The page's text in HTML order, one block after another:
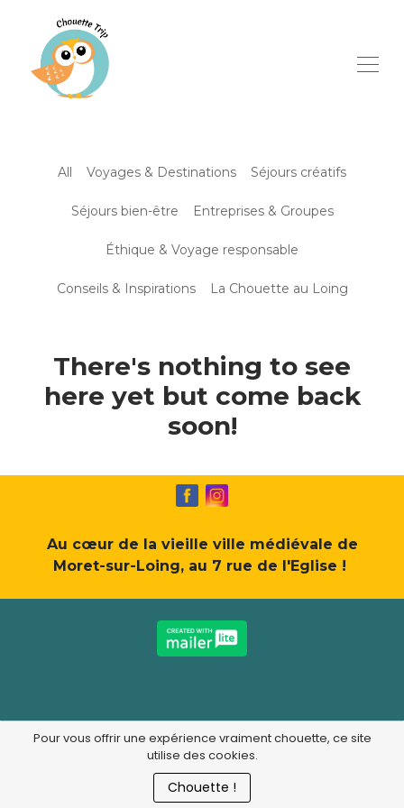
Pour vous offrir une expérience vraiment chouette, ce site
utilise des cookies.
Chouette !
All Voyages & Destinations Séjours créatifs
Séjours bien-être Entreprises & Groupes
Éthique & Voyage responsable
Conseils & Inspirations La Chouette au Loing
There's nothing to see
here yet but come back
soon!
Au cœur de la vieille ville médiévale de
Moret-sur-Loing, au 7 rue de l'Eglise !